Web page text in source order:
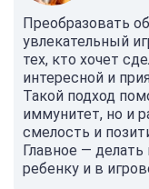
Преобразовать
увлекательный
тех, кто хочет
интересной и
Такой подход
иммунитет, но и
смелость и
Главное —
ребенку и в